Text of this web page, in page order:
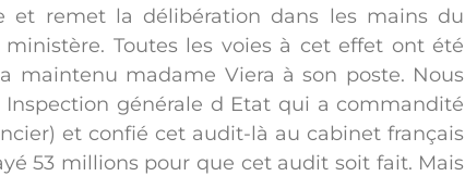
remet la délibération dans les mains du
Toutes les voies à cet effet ont été
maintenu madame Viera à son poste. Nous
générale d Etat qui a commandité
et confié cet audit-là au cabinet français
53 millions pour que cet audit soit fait. Mais